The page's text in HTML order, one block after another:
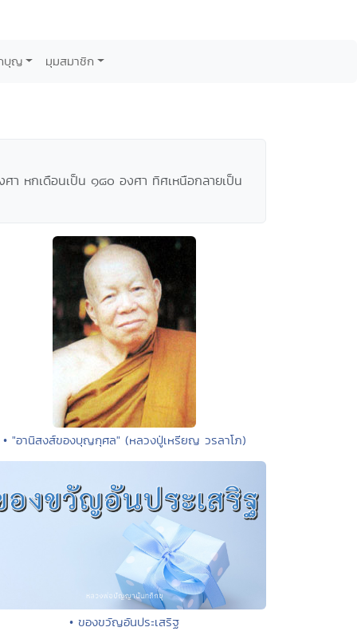
บุญ มุมสมาชิก
ศา หกเดือนเป็น ๑๘๐ องศา ทิศเหนือกลายเป็น
• "อานิสงส์ของบุญกุศล" (หลวงปู่เหรียญ วรลาโภ)
• ของขวัญอันประเสริฐ